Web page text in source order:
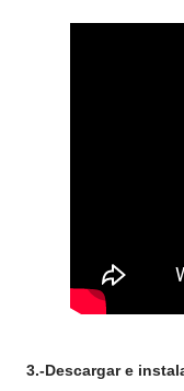
3.-Descargar e